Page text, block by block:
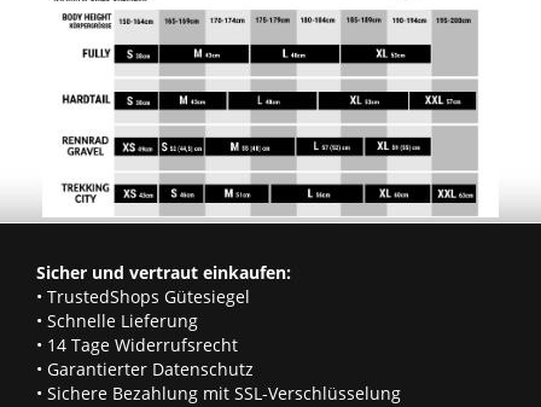
Sicher und vertraut einkaufen:
• TrustedShops Gütesiegel
• Schnelle Lieferung
• 14 Tage Widerrufsrecht
• Garantierter Datenschutz
• Sichere Bezahlung mit SSL-Verschlüsselung